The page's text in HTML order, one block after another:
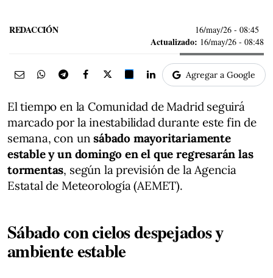
REDACCIÓN 16/may/26 - 08:45
Actualizado: 16/may/26 - 08:48
Agregar a Google
El tiempo en la Comunidad de Madrid seguirá
marcado por la inestabilidad durante este fin de
semana, con unsábado mayoritariamente
estable y un domingo en el que regresarán las
tormentas, según la previsión de la Agencia
Estatal de Meteorología (AEMET).
Sábado con cielos despejados y
ambiente estable